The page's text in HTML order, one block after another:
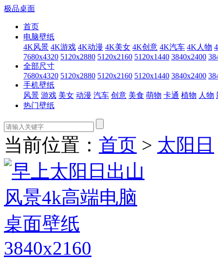
极品桌面
首页
电脑壁纸
4K风景 4K游戏 4K动漫 4K美女 4K创意 4K汽车 4K人物
7680x4320 5120x2880 5120x2160 5120x1440 3840x2400
全部尺寸
7680x4320 5120x2880 5120x2160 5120x1440 3840x2400
手机壁纸
风景 游戏 美女 动漫 汽车 创意 美食 萌物 卡通 植物 人物
热门壁纸
当前位置： 首页 > 太阳日
3840x2160